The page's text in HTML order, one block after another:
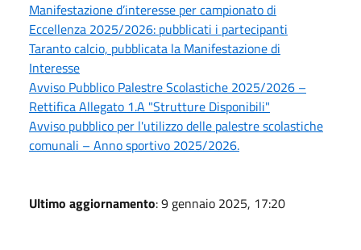
Manifestazione d’interesse per campionato di
Eccellenza 2025/2026: pubblicati i partecipanti
Taranto calcio, pubblicata la Manifestazione di
Interesse
Avviso Pubblico Palestre Scolastiche 2025/2026 –
Rettifica Allegato 1.A "Strutture Disponibili"
Avviso pubblico per l'utilizzo delle palestre scolastiche
comunali – Anno sportivo 2025/2026.
Ultimo aggiornamento: 9 gennaio 2025, 17:20